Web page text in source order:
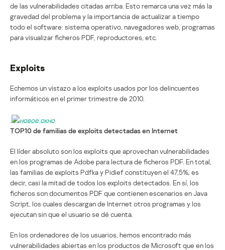
de las vulnerabilidades citadas arriba. Esto remarca una vez más la
gravedad del problema y la importancia de actualizar a tiempo
todo el software: sistema operativo, navegadores web, programas
para visualizar ficheros PDF, reproductores, etc.
Exploits
Echemos un vistazo a los exploits usados por los delincuentes
informáticos en el primer trimestre de 2010.
TOP10 de familias de exploits detectadas en Internet
El líder absoluto son los exploits que aprovechan vulnerabilidades
en los programas de Adobe para lectura de ficheros PDF. En total,
las familias de exploits Pdfka y Pidief constituyen el 47,5%, es
decir, casi la mitad de todos los exploits detectados. En sí, los
ficheros son documentos PDF que contienen escenarios en Java
Script, los cuales descargan de Internet otros programas y los
ejecutan sin que el usuario se dé cuenta.
En los ordenadores de los usuarios, hemos encontrado más
vulnerabilidades abiertas en los productos de Microsoft que en los